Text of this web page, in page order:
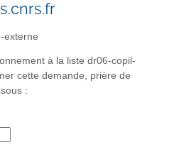
externe
à la liste dr06-copil-
cette demande, prière de
: